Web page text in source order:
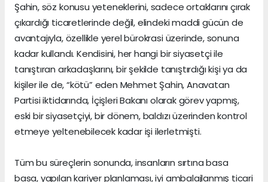
Şahin, söz konusu yeteneklerini, sadece ortaklarını çırak
çıkardığı ticaretlerinde değil, elindeki maddi gücün de
avantajıyla, özellikle yerel bürokrasi üzerinde, sonuna
kadar kullandı. Kendisini, her hangi bir siyasetçi ile
tanıştıran arkadaşlarını, bir şekilde tanıştırdığı kişi ya da
kişiler ile de, “kötü” eden Mehmet Şahin, Anavatan
Partisi iktidarında, İçişleri Bakanı olarak görev yapmış,
eski bir siyasetçiyi, bir dönem, baldızı üzerinden kontrol
etmeye yeltenebilecek kadar işi ilerletmişti.
Tüm bu süreçlerin sonunda, insanların sırtına basa
basa, yapılan kariyer planlaması, iyi ambalajlanmış ticari